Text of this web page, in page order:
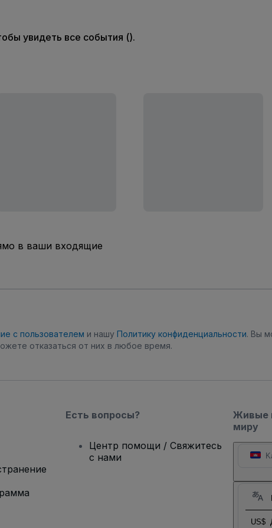
увидеть все события ().
в ваши входящие
с пользователем и нашу Политику конфиденциальности. Вы
отказаться от них в любое время.
Живые
миру
US$
Есть вопросы?
Центр помощи / Свяжитесь
с нами